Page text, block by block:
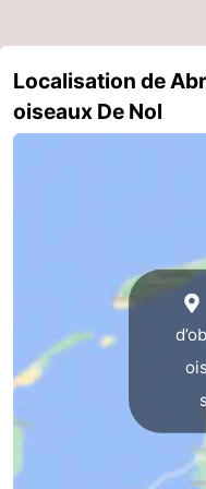
faire
d'intérêt
-
Musées
-
de
vue
Attractions
-
Croisières
-
Fermes
-
Localisation de
oiseaux De Nol